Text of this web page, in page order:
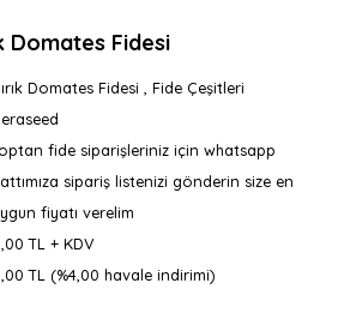
Domates Fidesi
Domates Fidesi
Fide Çeşitleri
fide siparişleriniz için whatsapp
sipariş listenizi gönderin size en
fiyatı verelim
TL + KDV
TL (%4,00 havale indirimi)